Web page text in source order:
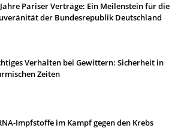
Pariser Verträge: Ein Meilenstein für die
der Bundesrepublik Deutschland
Verhalten bei Gewittern: Sicherheit in
Zeiten
Impfstoffe im Kampf gegen den Krebs